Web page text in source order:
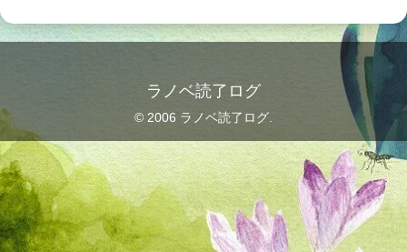
ラノベ読了ログ
© 2006 ラノベ読了ログ.